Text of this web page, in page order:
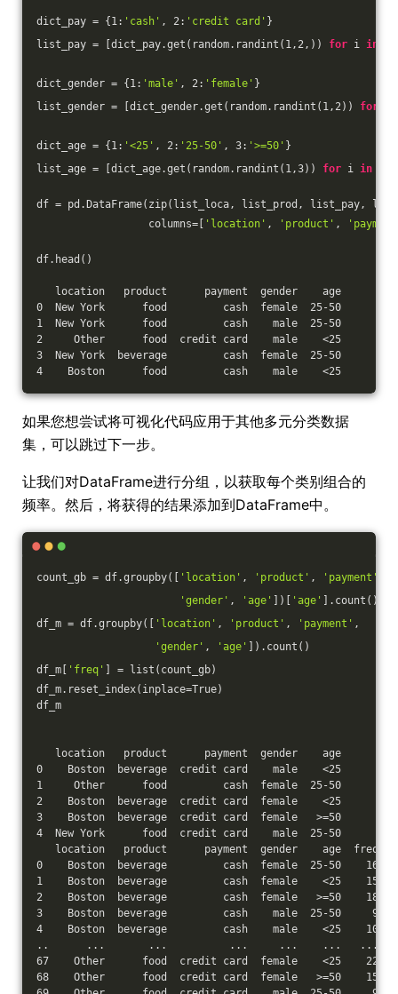
dict_pay = {1: 'cash' , 2: 'credit card' }
list_pay = [dict_pay.get(random.randint(1,2,)) for i in
dict_gender = {1: 'male' , 2: 'female' }
list_gender = [dict_gender.get(random.randint(1,2)) for
dict_age = {1: '<25' , 2: '25-50' , 3: '>=50' }
list_age = [dict_age.get(random.randint(1,3)) for i in
df = pd.DataFrame(zip(list_loca, list_prod, list_pay,
columns=[
'location' , 'product' ,
df.head()
location   product      payment  gender    age
0  New York      food         cash  female  25-50
1  New York      food         cash    male  25-50
2     Other      food  credit card    male    <25
3  New York  beverage         cash  female  25-50
4    Boston      food         cash    male    <25
如果您想尝试将可视化代码应用于其他多元分类数据
集，可以跳过下一步。
让我们对DataFrame进行分组，以获取每个类别组合的
频率。然后，将获得的结果添加到DataFrame中。
count_gb = df.groupby([ 'location' , 'product' , 'payment'
'gender' , 'age' ])[ 'age'
].count()
df_m = df.groupby([
'location' , 'product' , 'payment' ,
'gender' , 'age'
]).count()
df_m[
'freq'
] = list(count_gb)
df_m.reset_index(inplace=True)
df_m
location   product      payment  gender    age
0    Boston  beverage  credit card    male    <25
1     Other      food         cash  female  25-50
2    Boston  beverage  credit card  female    <25
3    Boston  beverage  credit card  female   >=50
4  New York      food  credit card    male  25-50
location   product      payment  gender    age  freq
0    Boston  beverage         cash  female  25-50    16
1    Boston  beverage         cash  female    <25    15
2    Boston  beverage         cash  female   >=50    18
3    Boston  beverage         cash    male  25-50     9
4    Boston  beverage         cash    male    <25    10
..      ...       ...          ...     ...    ...   ...
67    Other      food  credit card  female    <25    22
68    Other      food  credit card  female   >=50    15